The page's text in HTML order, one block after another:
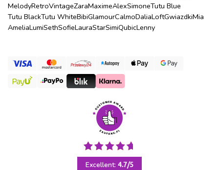
MelodyRetroVintageZaraMaximeAlexSimoneTutu Blue
Tutu BlackTutu WhiteBibiGlamourCalmoDaliaLoftGwiazdkiMia
AmeliaLumiSethSofieLauraStarSimiQubicLenny
Excellent: 4.7/5